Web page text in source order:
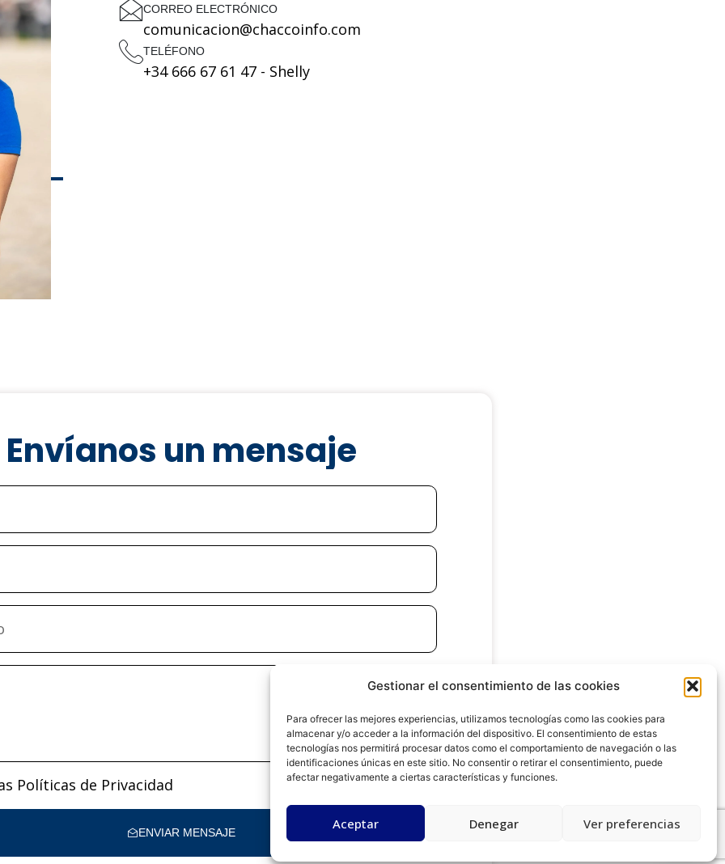
Gestionar el consentimiento de las cookies
Para ofrecer las mejores experiencias, utilizamos tecnologías como las cookies para
almacenar y/o acceder a la información del dispositivo. El consentimiento de estas
tecnologías nos permitirá procesar datos como el comportamiento de navegación o las
identificaciones únicas en este sitio. No consentir o retirar el consentimiento, puede
afectar negativamente a ciertas características y funciones.
Aceptar Denegar Ver preferencias
CORREO ELECTRÓNICO
comunicacion@chaccoinfo.com
TELÉFONO
+34 666 67 61 47 - Shelly
Envíanos un mensaje
Políticas de Privacidad
ENVIAR MENSAJE